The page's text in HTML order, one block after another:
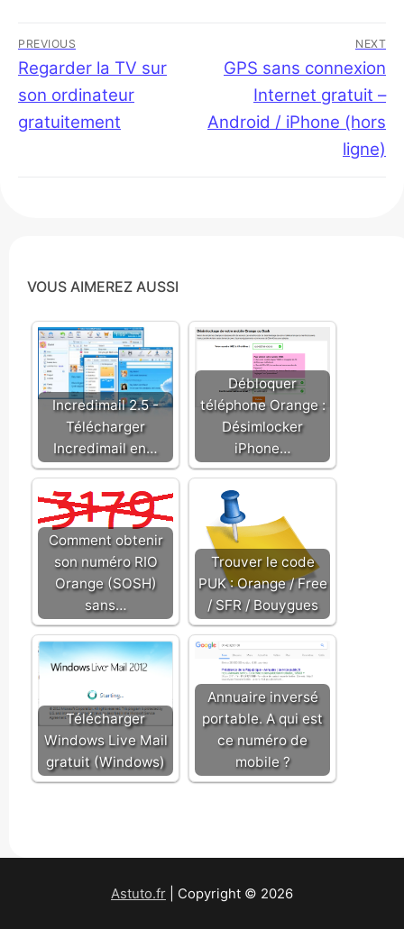
Navigation
de
l’article
PREVIOUS
Previous
post:
Regarder la TV sur
son ordinateur
gratuitement
NEXT
Next
post:
GPS sans connexion
Internet gratuit –
Android / iPhone (hors
ligne)
VOUS AIMEREZ AUSSI
Incredimail 2.5 -
Télécharger
Incredimail en…
Débloquer
téléphone Orange :
Désimlocker
iPhone…
Comment obtenir
son numéro RIO
Orange (SOSH)
sans…
Trouver le code
PUK : Orange / Free
/ SFR / Bouygues
Télécharger
Windows Live Mail
gratuit (Windows)
Annuaire inversé
portable. A qui est
ce numéro de
mobile ?
Astuto.fr | Copyright © 2026